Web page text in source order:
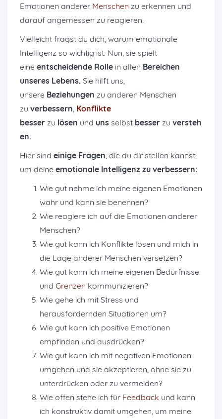
Emotionen anderer Menschen zu erkennen und
darauf angemessen zu reagieren.
Vielleicht fragst du dich, warum emotionale
Intelligenz so wichtig ist. Nun, sie spielt
eine entscheidende Rolle in allen Bereichen
unseres Lebens. Sie hilft uns,
unsere Beziehungen zu anderen Menschen
zu verbessern Konflikte
besser zu lösen und uns selbst besser zu versteh
en.
Hier sind einige Fragen , die du dir stellen kannst,
um deine emotionale Intelligenz zu verbessern:
Wie gut nehme ich meine eigenen Emotionen
wahr und kann sie benennen?
Wie reagiere ich auf die Emotionen anderer
Menschen?
Wie gut kann ich Konflikte lösen und mich in
die Lage anderer Menschen versetzen?
Wie gut kann ich meine eigenen Bedürfnisse
und Grenzen kommunizieren?
Wie gehe ich mit Stress und
herausfordernden Situationen um?
Wie gut kann ich positive Emotionen
empfinden und ausdrücken?
Wie gut kann ich mit negativen Emotionen
umgehen und sie akzeptieren, ohne sie zu
unterdrücken oder zu vermeiden?
Wie offen stehe ich für Feedback und kann
ich konstruktiv damit umgehen, um meine